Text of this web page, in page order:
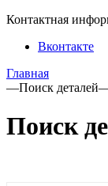
Контактная
Вконтакте
Главная
—Поиск деталей
Поиск